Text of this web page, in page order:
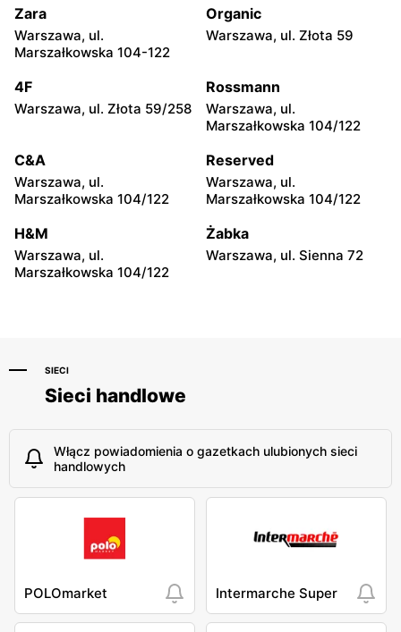
Górki, ul. Górki 71
Gumniska, ul. Gumniska
157C
Iwierzyce, ul. Iwierzyce
152A
Tczew, ul. Franciszka Żwirki
61
Hyżne, ul. Hyżne 100 Jarosław, ul. Pełkińska 147
moje sklepy moje sklepy
Zara
Warszawa, ul.
Marszałkowska 104-122
Organic
Warszawa, ul. Złota 59
4F
Warszawa, ul. Złota 59/258
Rossmann
Warszawa, ul.
Marszałkowska 104/122
C&A
Warszawa, ul.
Marszałkowska 104/122
Reserved
Warszawa, ul.
Marszałkowska 104/122
H&M
Warszawa, ul.
Marszałkowska 104/122
Żabka
Warszawa, ul. Sienna 72
SIECI
Sieci handlowe
Włącz powiadomienia o gazetkach ulubionych sieci
handlowych
POLOmarket Intermarche Super